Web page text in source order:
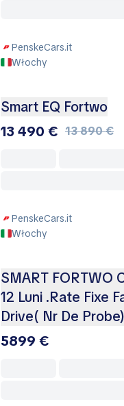
PenskeCars.it
Włochy
Smart EQ Fortwo
13 490 € 13 890 €
PenskeCars.it
Włochy
SMART FORTWO
12 Luni .Rate Fixe
Drive( Nr De
5899 €